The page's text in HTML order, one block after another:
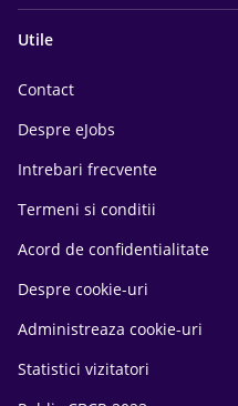
Utile
Contact
Despre eJobs
Intrebari frecvente
Termeni si conditii
Acord de confidentialitate
Despre cookie-uri
Administreaza cookie-uri
Statistici vizitatori